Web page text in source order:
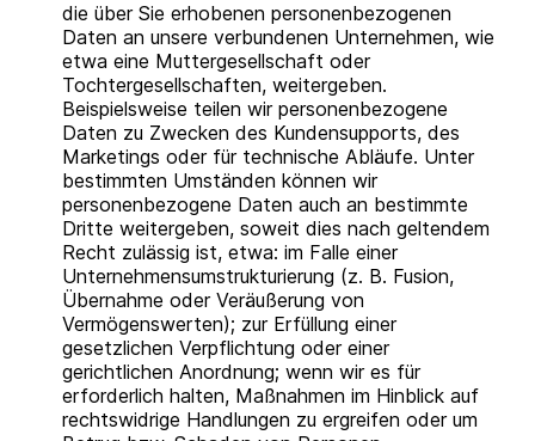
die über Sie erhobenen personenbezogenen
Daten an unsere verbundenen Unternehmen, wie
etwa eine Muttergesellschaft oder
Tochtergesellschaften, weitergeben.
Beispielsweise teilen wir personenbezogene
Daten zu Zwecken des Kundensupports, des
Marketings oder für technische Abläufe. Unter
bestimmten Umständen können wir
personenbezogene Daten auch an bestimmte
Dritte weitergeben, soweit dies nach geltendem
Recht zulässig ist, etwa: im Falle einer
Unternehmensumstrukturierung (z. B. Fusion,
Übernahme oder Veräußerung von
Vermögenswerten); zur Erfüllung einer
gesetzlichen Verpflichtung oder einer
gerichtlichen Anordnung; wenn wir es für
erforderlich halten, Maßnahmen im Hinblick auf
rechtswidrige Handlungen zu ergreifen oder um